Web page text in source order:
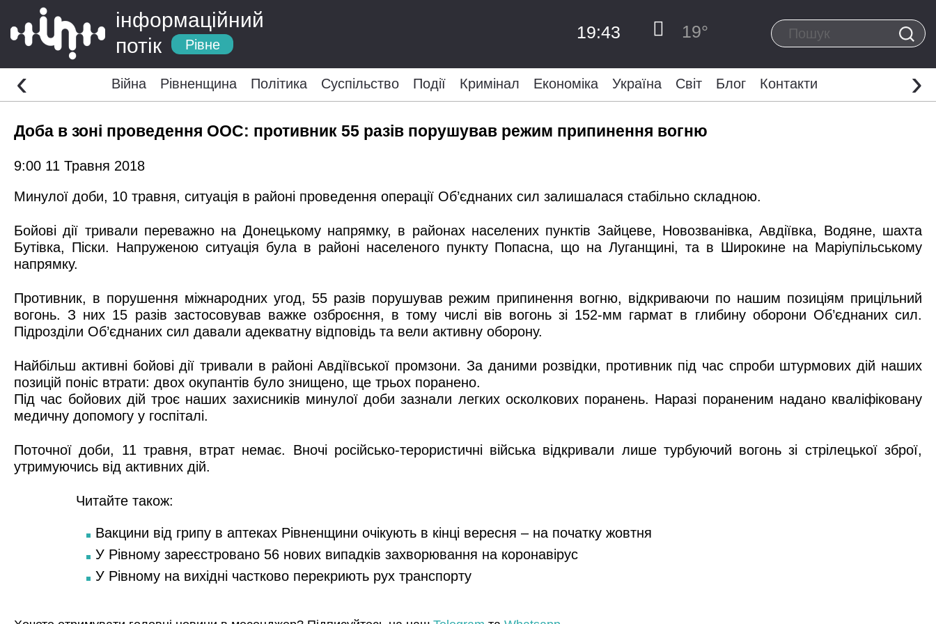
інформаційний
потік
Рівне
19:43 19°
Війна Рівненщина Політика Суспільство Події Кримінал Економіка Україна Світ Блог Контакти
‹ ›
Доба в зоні проведення ООС: противник 55 разів порушував режим припинення вогню
9:00 11 Травня 2018
Минулої доби, 10 травня, ситуація в районі проведення операції Об’єднаних сил залишалася стабільно складною.
Бойові дії тривали переважно на Донецькому напрямку, в районах населених пунктів Зайцеве, Новозванівка, Авдіївка, Водяне, шахта
Бутівка, Піски. Напруженою ситуація була в районі населеного пункту Попасна, що на Луганщині, та в Широкине на Маріупільському
напрямку.
Противник, в порушення міжнародних угод, 55 разів порушував режим припинення вогню, відкриваючи по нашим позиціям прицільний
вогонь. З них 15 разів застосовував важке озброєння, в тому числі вів вогонь зі 152-мм гармат в глибину оборони Об’єднаних сил.
Підрозділи Об’єднаних сил давали адекватну відповідь та вели активну оборону.
Найбільш активні бойові дії тривали в районі Авдіївської промзони. За даними розвідки, противник під час спроби штурмових дій наших
позицій поніс втрати: двох окупантів було знищено, ще трьох поранено.
Під час бойових дій троє наших захисників минулої доби зазнали легких осколкових поранень. Наразі пораненим надано кваліфіковану
медичну допомогу у госпіталі.
Поточної доби, 11 травня, втрат немає. Вночі російсько-терористичні війська відкривали лише турбуючий вогонь зі стрілецької зброї,
утримуючись від активних дій.
Читайте також:
Вакцини від грипу в аптеках Рівненщини очікують в кінці вересня – на початку жовтня
У Рівному зареєстровано 56 нових випадків захворювання на коронавірус
У Рівному на вихідні частково перекриють рух транспорту